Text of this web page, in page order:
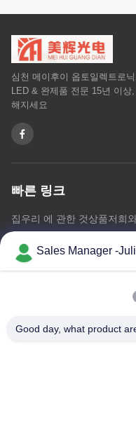
심천 메이후이 옵토일렉트로
LED & 완제품 전문 15년 이
해지세요
빠른 링크
집우리 에 관한 것상품저희
저희와 연락
주소:: 바닥 8/9, 도메인,
정보 공단
Sales Manager -
Good day, what product